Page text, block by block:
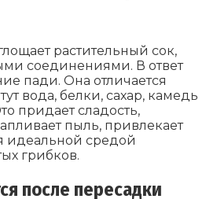
растительный сок,
соединениями. В ответ
пади. Она отличается
вода, белки, сахар, камедь
придает сладость,
пыль, привлекает
идеальной средой
грибков.
после пересадки